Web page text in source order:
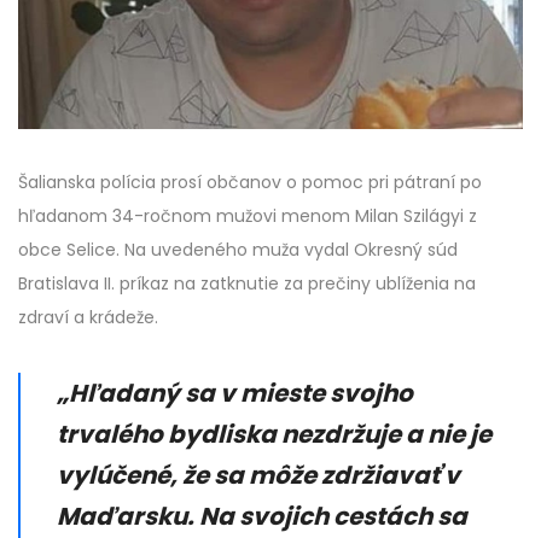
Šalianska polícia prosí občanov o pomoc pri pátraní po
hľadanom 34-ročnom mužovi menom Milan Szilágyi z
obce Selice. Na uvedeného muža vydal Okresný súd
Bratislava II. príkaz na zatknutie za prečiny ublíženia na
zdraví a krádeže.
„Hľadaný sa v mieste svojho
trvalého bydliska nezdržuje a nie je
vylúčené, že sa môže zdržiavať v
Maďarsku. Na svojich cestách sa